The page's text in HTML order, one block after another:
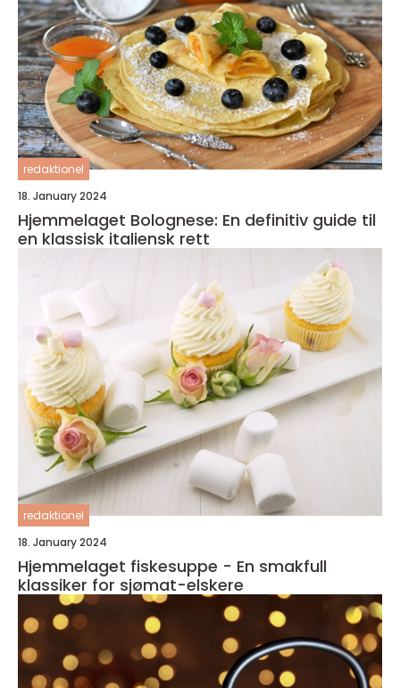
redaktionel
18. January 2024
Hjemmelaget Bolognese: En definitiv guide til
en klassisk italiensk rett
redaktionel
18. January 2024
Hjemmelaget fiskesuppe - En smakfull
klassiker for sjømat-elskere